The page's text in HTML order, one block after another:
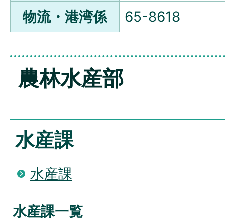
物流・港湾係
65-8618
農林水産部
水産課
水産課
水産課一覧